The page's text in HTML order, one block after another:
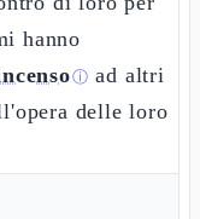
hanno
ⓘ ad altri
delle loro